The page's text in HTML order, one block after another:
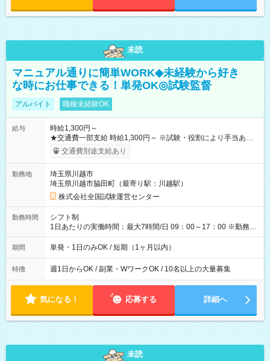
未読
マニュアル通りに簡単WORK◆未経験から好き
な時にお仕事できる！単発OK◎試験監督
アルバイト 職種未経験OK
給与
時給1,300円～
★交通費一部支給 時給1,300円～ ※試験・役割により手当あり
※勤務回数により昇給あり 【即給（前払い）オプションあ
り！】 希望される場合、勤務から1週間ほどで給与の一部を受け
例】 ・河合塾模擬試験 8:30～17:30（休憩1時間） 時給1,300円
×8時間＝日収10,400円＋交通費 ※当日の役割により時給＋100
円の場合あり ・国家試験 7:00～13:30（休憩なし） 時給1,300
円（役割手当＋100円）×6時間＝日収8,400円＋交通費 【試用期
間】試用期間なし
交通費別途支給あり
勤務地
埼玉県川越市
埼玉県川越市脇田町（最寄り駅：川越駅）
株式会社全国試験運営センター
勤務時間
シフト制
1日あたりの実働時間：最大7時間/日 09：00～17：00 ※勤務時
間は 試験により異なります。
期間 単発・1日のみOK / 短期（1ヶ月以内）
特徴 週1日からOK / 副業・WワークOK / 10名以上の大量募集
気になる！ 応募する 詳細へ
未読